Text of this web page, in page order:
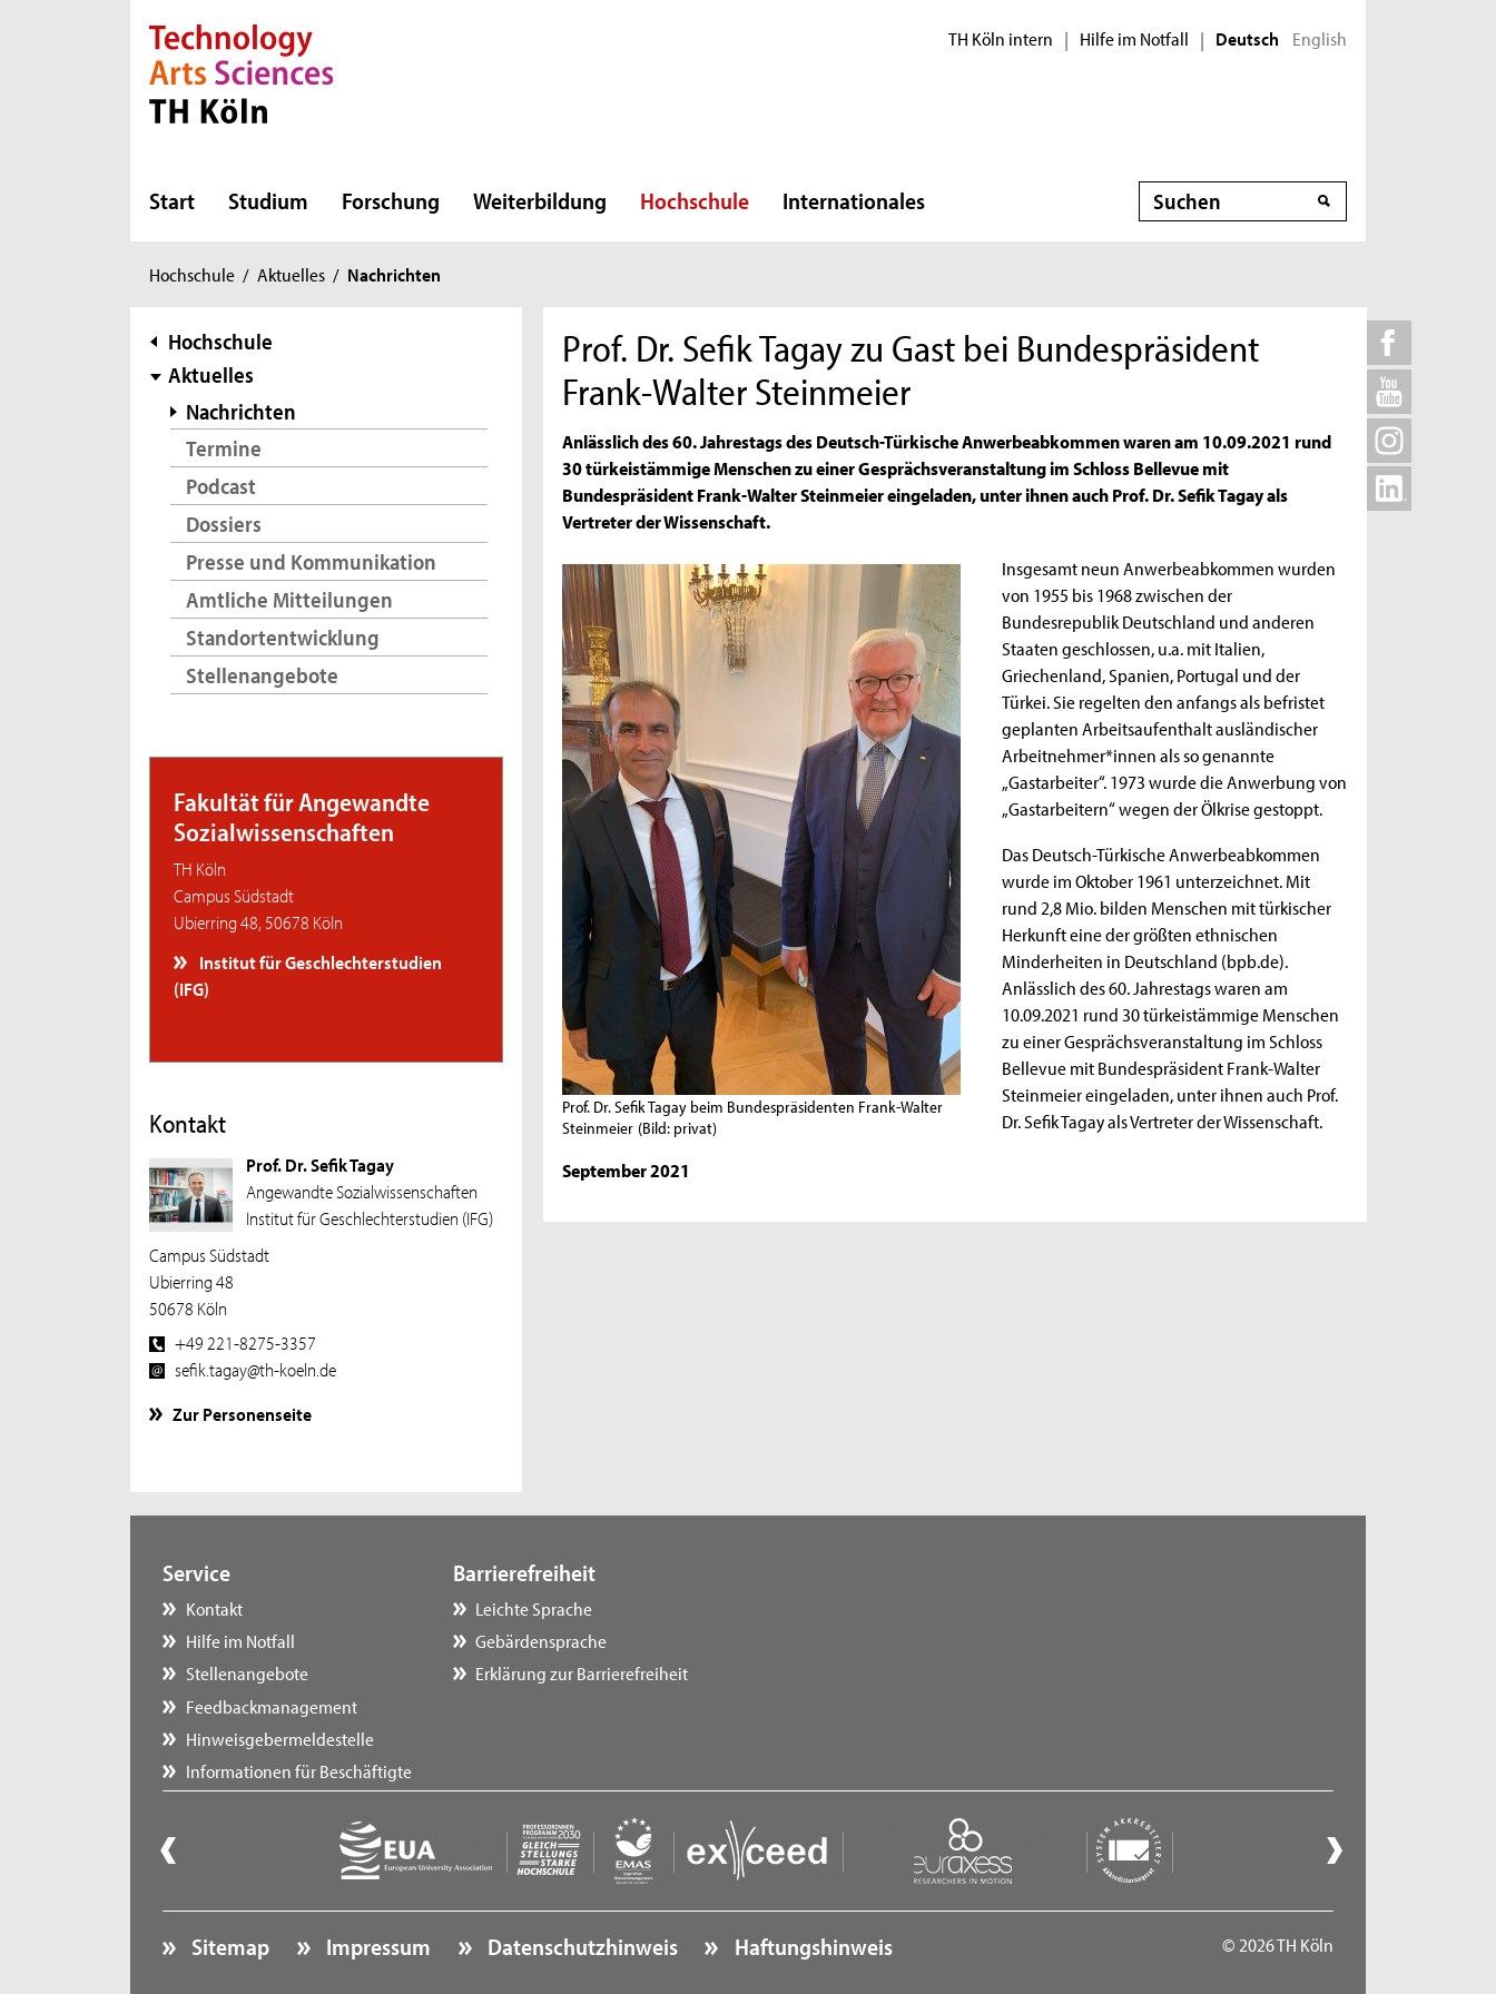
Direkt zur Hauptnavigation
Direkt zur Subnavigation
Direkt zum Inhalt
Direkt zum Fußbereich TH Köln intern | Hilfe im Notfall | Deutsch English
Start Studium Forschung Weiterbildung Hochschule Internationales Suche
Sie
hier:
Hochschule / Aktuelles / Nachrichten
Subnavigation
Hochschule
Aktuelles
Nachrichten
Termine
Podcast
Dossiers
Presse und Kommunikation
Amtliche Mitteilungen
Standortentwicklung
Stellenangebote
Fakultät für Angewandte
Sozialwissenschaften
TH Köln
Campus Südstadt
Ubierring 48, 50678 Köln
Institut für Geschlechterstudien
(IFG)
Kontakt
Prof. Dr. Sefik Tagay
Angewandte Sozialwissenschaften
Institut für Geschlechterstudien (IFG)
Campus Südstadt
Ubierring 48
50678 Köln
+49 221-8275-3357
sefik.tagay@th-koeln.de
Zur Personenseite
Prof. Dr. Sefik Tagay zu Gast bei Bundespräsident
Frank-Walter Steinmeier
Anlässlich des 60. Jahrestags des Deutsch-Türkische Anwerbeabkommen waren am 10.09.2021 rund
30 türkeistämmige Menschen zu einer Gesprächsveranstaltung im Schloss Bellevue mit
Bundespräsident Frank-Walter Steinmeier eingeladen, unter ihnen auch Prof. Dr. Sefik Tagay als
Vertreter der Wissenschaft.
Prof. Dr. Sefik Tagay beim Bundespräsidenten Frank-Walter
Steinmeier (Bild: privat)
Insgesamt neun Anwerbeabkommen wurden
von 1955 bis 1968 zwischen der
Bundesrepublik Deutschland und anderen
Staaten geschlossen, u.a. mit Italien,
Griechenland, Spanien, Portugal und der
Türkei. Sie regelten den anfangs als befristet
geplanten Arbeitsaufenthalt ausländischer
Arbeitnehmer*innen als so genannte
„Gastarbeiter“. 1973 wurde die Anwerbung von
„Gastarbeitern“ wegen der Ölkrise gestoppt.
Das Deutsch-Türkische Anwerbeabkommen
wurde im Oktober 1961 unterzeichnet. Mit
rund 2,8 Mio. bilden Menschen mit türkischer
Herkunft eine der größten ethnischen
Minderheiten in Deutschland (bpb.de).
Anlässlich des 60. Jahrestags waren am
10.09.2021 rund 30 türkeistämmige Menschen
zu einer Gesprächsveranstaltung im Schloss
Bellevue mit Bundespräsident Frank-Walter
Steinmeier eingeladen, unter ihnen auch Prof.
Dr. Sefik Tagay als Vertreter der Wissenschaft.
September 2021
Service
Kontakt
Hilfe im Notfall
Stellenangebote
Feedbackmanagement
Hinweisgebermeldestelle
Informationen für Beschäftigte
Barrierefreiheit
Leichte Sprache
Gebärdensprache
Erklärung zur Barrierefreiheit
Sitemap Impressum Datenschutzhinweis Haftungshinweis © 2026 TH Köln